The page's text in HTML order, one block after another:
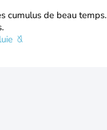
cumulus de beau temps.